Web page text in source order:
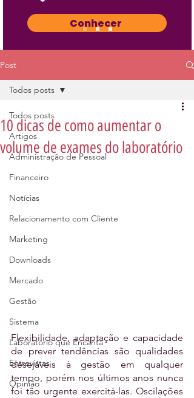
Conhecer
Post
Todos posts
Artigos
Administração de Pessoal
Financeiro
Notícias
Relacionamento com Cliente
Marketing
Downloads
Mercado
Gestão
Sistema
Laboratório que Encanta
Entrevistas
Opinião
Todos posts
10 dicas de como aumentar o
volume de exames do laboratório
Flexibilidade, adaptação e capacidade
de prever tendências são qualidades
desejáveis à gestão em qualquer
tempo, porém nos últimos anos nunca
foi tão urgente exercitá-las. Oscilações